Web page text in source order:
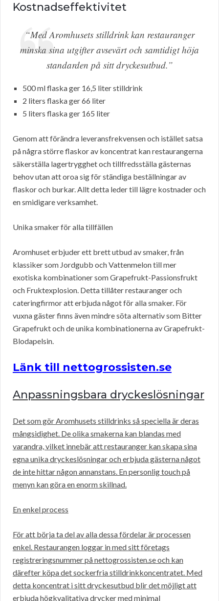
Kostnadseffektivitet
“Med Aromhusets stilldrink kan restauranger
minska sina utgifter avsevärt och samtidigt höja
standarden på sitt dryckesutbud.”
500 ml flaska ger 16,5 liter stilldrink
2 liters flaska ger 66 liter
5 liters flaska ger 165 liter
Genom att förändra leveransfrekvensen och istället satsa
på några större flaskor av koncentrat kan restaurangerna
säkerställa lagertrygghet och tillfredsställa gästernas
behov utan att oroa sig för ständiga beställningar av
flaskor och burkar. Allt detta leder till lägre kostnader och
en smidigare verksamhet.
Unika smaker för alla tillfällen
Aromhuset erbjuder ett brett utbud av smaker, från
klassiker som Jordgubb och Vattenmelon till mer
exotiska kombinationer som Grapefrukt-Passionsfrukt
och Fruktexplosion. Detta tillåter restauranger och
cateringfirmor att erbjuda något för alla smaker. För
vuxna gäster finns även mindre söta alternativ som Bitter
Grapefrukt och de unika kombinationerna av Grapefrukt-
Blodapelsin.
Länk till nettogrossisten.se
Anpassningsbara dryckeslösningar
Det som gör Aromhusets stilldrinks så speciella är deras
mångsidighet. De olika smakerna kan blandas med
varandra, vilket innebär att restauranger kan skapa sina
egna unika dryckeslösningar och erbjuda gästerna något
de inte hittar någon annanstans. En personlig touch på
menyn kan göra en enorm skillnad.
En enkel process
För att börja ta del av alla dessa fördelar är processen
enkel. Restaurangen loggar in med sitt företags
registreringsnummer på nettogrossisten.se och kan
därefter köpa det sockerfria stilldrinkkoncentratet. Med
detta koncentrat i sitt dryckesutbud blir det möjligt att
erbjuda högkvalitativa drycker med minimal